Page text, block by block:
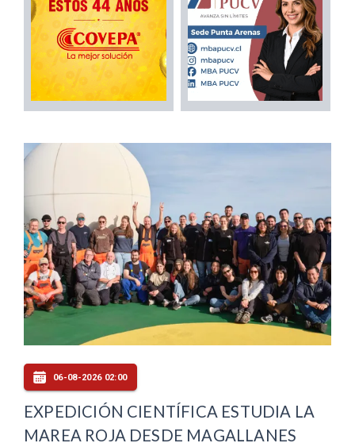
06-08-2026 02:00
EXPEDICIÓN CIENTÍFICA ESTUDIA LA
MAREA ROJA DESDE MAGALLANES